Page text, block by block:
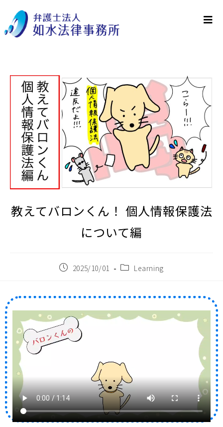
教えてバロンくん！ 個人情報保護法
について編
2025/10/01 Learning